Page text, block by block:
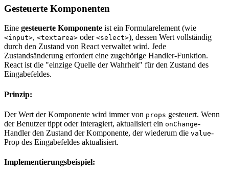
Gesteuerte Komponenten
Eine gesteuerte Komponente ist ein Formularelement (wie
<input>, <textarea> oder <select>), dessen Wert vollständig
durch den Zustand von React verwaltet wird. Jede
Zustandsänderung erfordert eine zugehörige Handler-Funktion.
React ist die "einzige Quelle der Wahrheit" für den Zustand des
Eingabefeldes.
Prinzip:
Der Wert der Komponente wird immer von props gesteuert. Wenn
der Benutzer tippt oder interagiert, aktualisiert ein onChange-
Handler den Zustand der Komponente, der wiederum die value-
Prop des Eingabefeldes aktualisiert.
Implementierungsbeispiel: